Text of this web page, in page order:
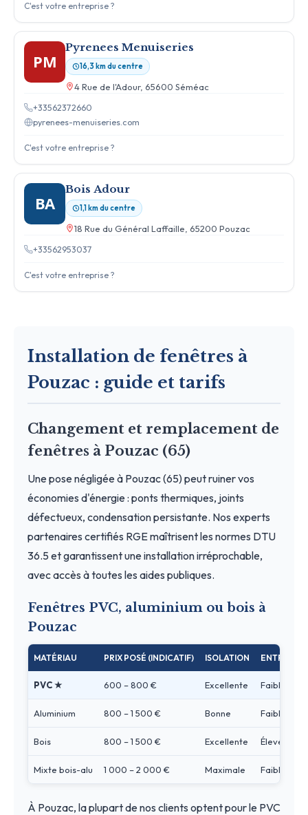
C'est votre entreprise ?
PM
Pyrenees Menuiseries
16,3 km du centre
4 Rue de l'Adour, 65600 Séméac
+33562372660
pyrenees-menuiseries.com
C'est votre entreprise ?
BA
Bois Adour
1,1 km du centre
18 Rue du Général Laffaille, 65200 Pouzac
+33562953037
C'est votre entreprise ?
Installation de fenêtres à
Pouzac : guide et tarifs
Changement et remplacement de
fenêtres à Pouzac (65)
Une pose négligée à Pouzac (65) peut ruiner vos
économies d'énergie : ponts thermiques, joints
défectueux, condensation persistante. Nos experts
partenaires certifiés RGE maîtrisent les normes DTU
36.5 et garantissent une installation irréprochable,
avec accès à toutes les aides publiques.
Fenêtres PVC, aluminium ou bois à
Pouzac
MATÉRIAU PRIX POSÉ (INDICATIF) ISOLATION ENTRETIEN
PVC ★ 600 – 800 € Excellente Faible
Aluminium 800 – 1 500 € Bonne Faible
Bois 800 – 1 500 € Excellente Élevé
Mixte bois-alu 1 000 – 2 000 € Maximale Faible
À Pouzac, la plupart de nos clients optent pour le PVC